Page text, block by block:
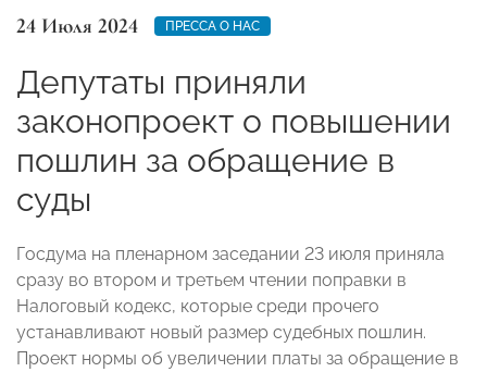
24 Июля 2024 ПРЕССА О НАС
Депутаты приняли
законопроект о повышении
пошлин за обращение в
суды
Госдума на пленарном заседании 23 июля приняла
сразу во втором и третьем чтении поправки в
Налоговый кодекс, которые среди прочего
устанавливают новый размер судебных пошлин.
Проект нормы об увеличении платы за обращение в